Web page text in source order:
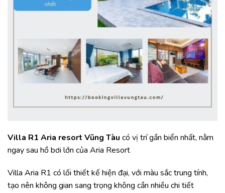
Villa R1 Aria resort Vũng Tàu có vị trí gần biển nhất, nằm
ngay sau hồ bơi lớn của Aria Resort
Villa Aria R1 có lối thiết kế hiện đại, với màu sắc trung tính,
tạo nên không gian sang trọng không cần nhiều chi tiết